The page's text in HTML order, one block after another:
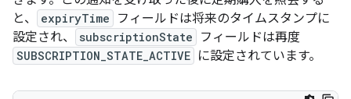
と、
expiryTime
フィールドは将来のタイムスタンプに
設定され、
subscriptionState フィールドは再度
SUBSCRIPTION_STATE_ACTIVE に設定されています。